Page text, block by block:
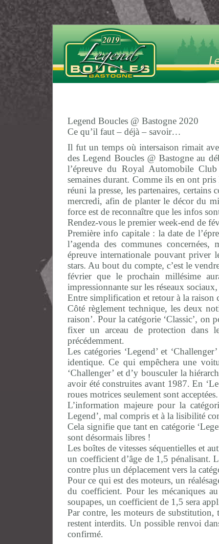
Legend Boucles @ Bastogne 2020
Ce qu’il faut – déjà – savoir…
Il fut un temps où intersaison rimait
des Legend Boucles @ Bastogne au
l’épreuve du Royal Automobile
semaines durant. Comme ils en ont
réuni la presse, les partenaires, certains
mercredi, afin de planter le décor du
force est de reconnaître que les infos
Rendez-vous le premier week-end de
Première info capitale : la date de
l’agenda des communes
épreuve internationale pouvant priver
stars. Au bout du compte, c’est le
février que le prochain millésime
impressionnante sur les réseaux
Entre simplification et retour à la raison
Côté règlement technique, les deux
raison’. Pour la catégorie ‘Classic’,
fixer un arceau de protection dans
précédemment.
Les catégories ‘Legend’ et
identique. Ce qui empêchera une
‘Challenger’ et d’y bousculer la
avoir été construites avant 1987. En
roues motrices seulement sont
L’information majeure pour la
Legend’, mal compris et à la lisibilité
Cela signifie que tant en catégorie
sont désormais libres !
Les boîtes de vitesses séquentielles et
un coefficient d’âge de 1,5 pénalisant.
contre plus un déplacement vers la
Pour ce qui est des moteurs, un
du coefficient. Pour les mécaniques
soupapes, un coefficient de 1,5 sera
Par contre, les moteurs de
restent interdits. Un possible renvoi
confirmé.